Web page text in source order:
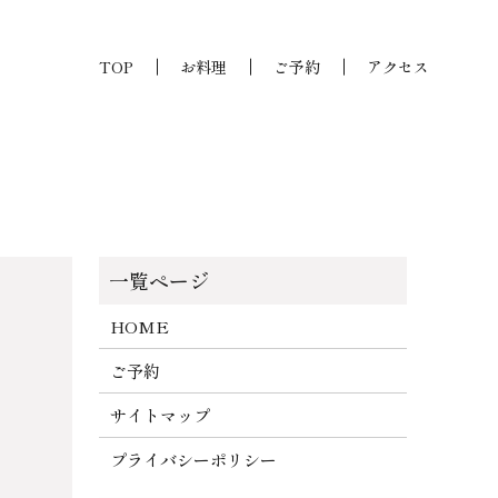
TOP お料理 ご予約 アクセス
HOME
ご予約
サイトマップ
プライバシーポリシー